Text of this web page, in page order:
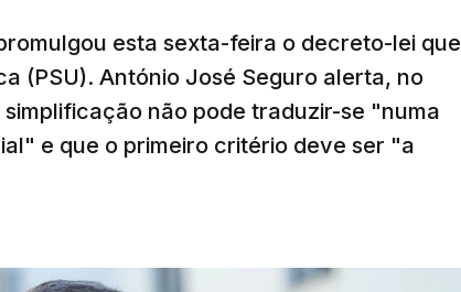
esta sexta-feira o decreto-lei que
(PSU). António José Seguro alerta, no
não pode traduzir-se "numa
e que o primeiro critério deve ser "a